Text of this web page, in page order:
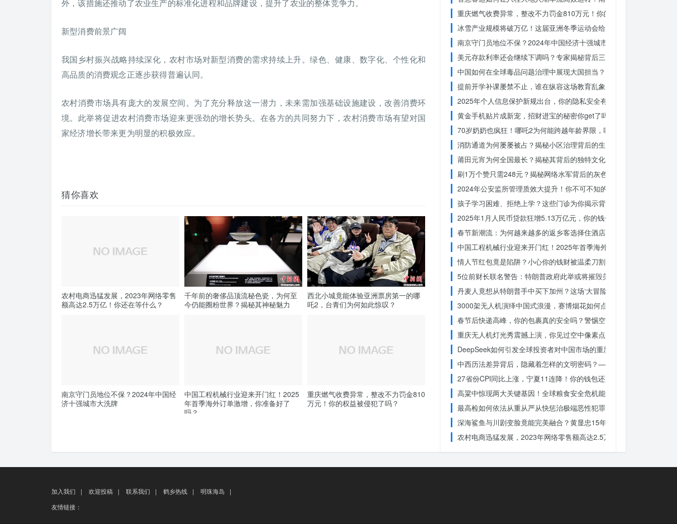
外，该措施还推动了农业生产的标准化进程和品牌建设，提升了农业的整体竞争力。
新型消费前景广阔
我国乡村振兴战略持续深化，农村市场对新型消费的需求持续上升。绿色、健康、数字化、个性化和
高品质的消费观念正逐步获得普遍认同。
农村消费市场具有庞大的发展空间。为了充分释放这一潜力，未来需加强基础设施建设，改善消费环
境。此举将促进农村消费市场迎来更强劲的增长势头。在各方的共同努力下，农村消费市场有望对国
家经济增长带来更为明显的积极效应。
猜你喜欢
农村电商迅猛发展，2023年网络零售
额高达2.5万亿！你还在等什么？
千年前的奢侈品顶流秘色瓷，为何至
今仍能圈粉世界？揭秘其神秘魅力
西北小城竟能体验亚洲票房第一的哪
吒2，台青们为何如此惊叹？
南京守门员地位不保？2024年中国经
济十强城市大洗牌
中国工程机械行业迎来开门红！2025
年首季海外订单激增，你准备好了
吗？
重庆燃气收费异常，整改不力罚金810
万元！你的权益被侵犯了吗？
重庆燃气收费异常，整改不力罚金810万元！你的权益被侵犯了吗？
冰雪产业规模将破万亿！这届亚洲冬季运动会给浙江企业带来哪些商
南京守门员地位不保？2024年中国经济十强城市大洗牌
美元存款利率还会继续下调吗？专家揭秘背后三大原因
中国如何在全球毒品问题治理中展现大国担当？揭秘中国方案的独特
提前开学补课屡禁不止，谁在纵容这场教育乱象？
2025年个人信息保护新规出台，你的隐私安全有保障了吗？
黄金手机贴片成新宠，招财进宝的秘密你get了吗？
70岁奶奶也疯狂！哪吒2为何能跨越年龄界限，吸引全民观影？
消防通道为何屡屡被占？揭秘小区治理背后的生命线危机
莆田元宵为何全国最长？揭秘其背后的独特文化价值
刷1万个赞只需248元？揭秘网络水军背后的灰色产业链
2024年公安监所管理质效大提升！你不可不知的法治文明新举措
孩子学习困难、拒绝上学？这些门诊为你揭示背后的真相
2025年1月人民币贷款狂增5.13万亿元，你的钱包准备好了吗？
春节新潮流：为何越来越多的返乡客选择住酒店而不是家里？
中国工程机械行业迎来开门红！2025年首季海外订单激增，你准备好
情人节红包竟是陷阱？小心你的钱财被温柔刀割走
5位前财长联名警告：特朗普政府此举或将摧毁美国信誉？
丹麦人竟想从特朗普手中买下加州？这场‘大冒险’背后藏着什么秘密
3000架无人机演绎中国式浪漫，赛博烟花如何点亮夜空？
春节后快递高峰，你的包裹真的安全吗？警惕空包诈骗
重庆无人机灯光秀震撼上演，你见过空中像素点的奇迹吗？
DeepSeek如何引发全球投资者对中国市场的重新评估？
中西历法差异背后，隐藏着怎样的文明密码？——专访南京大学周礼
27省份CPI同比上涨，宁夏11连降！你的钱包还好吗？
高粱中惊现两大关键基因！全球粮食安全危机能否就此终结？
最高检如何依法从重从严从快惩治极端恶性犯罪？揭秘重大案件背后
深海鲨鱼与川剧变脸竟能完美融合？黄显忠15年水下默剧惊艳全场
农村电商迅猛发展，2023年网络零售额高达2.5万亿！你还在等什么？
加入我们 | 欢迎投稿 | 联系我们 | 鹤乡热线 | 明珠海岛
|
友情链接：